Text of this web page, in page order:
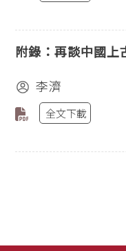
附錄：再談中國上
李濟
全文下載